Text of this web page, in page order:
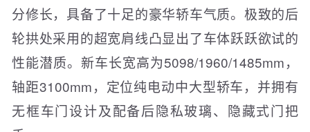
分修长，具备了十足的豪华轿车气质。极致的后
轮拱处采用的超宽肩线凸显出了车体跃跃欲试的
性能潜质。新车长宽高为5098/1960/1485mm，
轴距3100mm，定位纯电动中大型轿车，并拥有
无框车门设计及配备后隐私玻璃、隐藏式门把